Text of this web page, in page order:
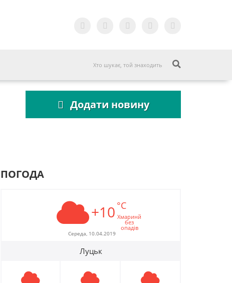
Додати новину
ПОГОДА
+10 °C
Хмаринй
без
опадів
Середа, 10.04.2019
Луцьк